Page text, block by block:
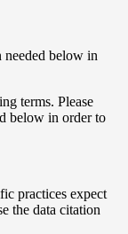
needed below in
terms. Please
below in order to
practices expect
the data citation